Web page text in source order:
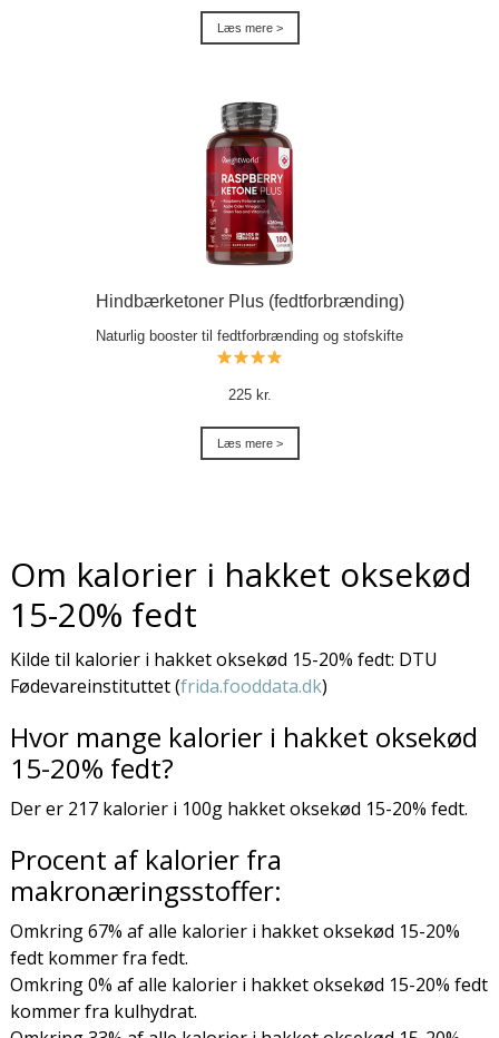
Læs mere >
Hindbærketoner Plus (fedtforbrænding)
Naturlig booster til fedtforbrænding og stofskifte
225 kr.
Læs mere >
Om kalorier i hakket oksekød
15-20% fedt
Kilde til kalorier i hakket oksekød 15-20% fedt: DTU
Fødevareinstituttet (frida.fooddata.dk)
Hvor mange kalorier i hakket oksekød
15-20% fedt?
Der er 217 kalorier i 100g hakket oksekød 15-20% fedt.
Procent af kalorier fra
makronæringsstoffer:
Omkring 67% af alle kalorier i hakket oksekød 15-20%
fedt kommer fra fedt.
Omkring 0% af alle kalorier i hakket oksekød 15-20% fedt
kommer fra kulhydrat.